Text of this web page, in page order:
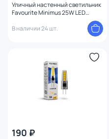
Уличный настенный светильник
Favourite Minimus 25W LED
В наличии 24 шт.
190 ₽